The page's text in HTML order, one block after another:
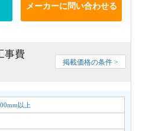
メーカーに問い合わせる
事費
掲載価格の条件 >
以上